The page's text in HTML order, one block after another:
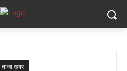
ताजा ख़बर